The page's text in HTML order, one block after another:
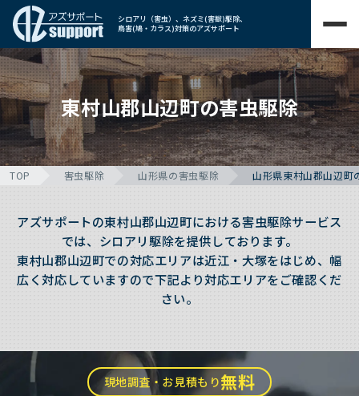
シロアリ（害虫）、ネズミ(害獣)駆除、
鳥害(鳩・カラス)対策のアズサポート
東村山郡山辺町の害虫駆除
TOP 害虫駆除 山形県の害虫駆除 山形県東村山郡山辺町
アズサポートの東村山郡山辺町における害虫駆除サービス
では、シロアリ駆除を提供しております。
東村山郡山辺町での対応エリアは近江・大塚をはじめ、幅
広く対応していますので下記より対応エリアをご確認くだ
さい。
現地調査・お見積もり無料